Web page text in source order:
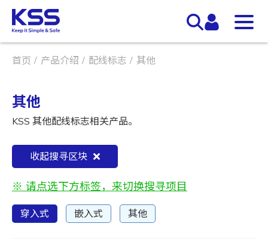
首页 产品介绍 配线标志 其他
其他
KSS 其他配线标志相关产品。
收起搜寻区块
※ 请点选下方标签，来切换搜寻项目
穿入式 嵌入式 其他